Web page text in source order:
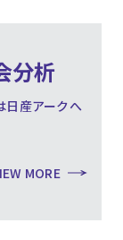
分析
日産アークへ
MORE